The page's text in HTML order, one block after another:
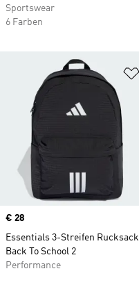
Sportswear
6 Farben
Price
€ 28
Essentials 3-Streifen Rucksack
Back To School 2
Performance